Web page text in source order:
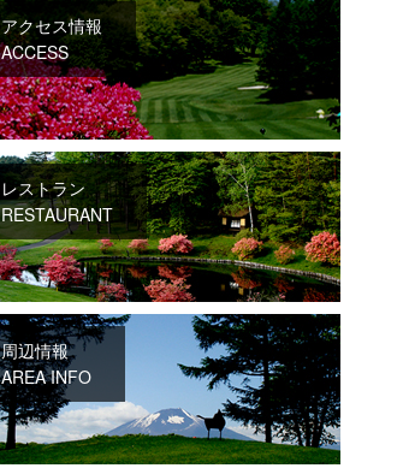
アクセス情報
ACCESS
レストラン
RESTAURANT
周辺情報
AREA INFO